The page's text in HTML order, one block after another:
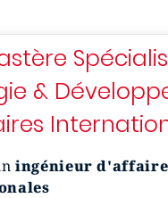
&
ingénieur